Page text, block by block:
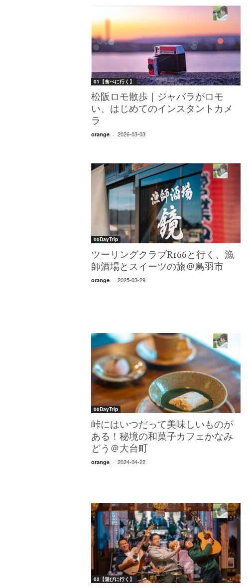
01【食べに行く】
松阪ロモ散歩｜ジャバラがロモ
い、はじめてのインスタントカメ
ラ
orange - 2026-03-03
00DayTrip
ツーリングクラブR166と行く、漁
師酒場とスイーツの旅＠鳥羽市
orange - 2025-03-29
00DayTrip
峠にはいつだって美味しいものが
ある！秘境の和菓子カフェかなみ
どう＠大台町
orange - 2024-04-22
02【遊びに行く】